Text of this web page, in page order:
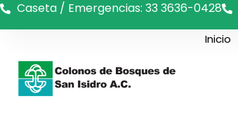
Caseta / Emergencias: 33 3636-0428
Inicio